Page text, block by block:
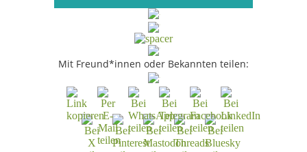
Mit Freund*innen oder Bekannten teilen: